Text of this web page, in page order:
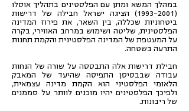
במהלך המשא ומתן עם הפלסטינים בתהליך אוסלו
(1993-2001)
הציגה ישראל חבילה של דרישות
ביטחוניות שכללה, בין השאר, את פירוז המדינה
הפלסטינית, שליטה ושימוש במרחב האווירי, בקרה
על המעטפת של המדינה הפלסטינית והקמת תחנות
התרעה בשטחה.
חבילת דרישות אלה התבססה על שורה של הנחות
עבודה שבבסיסן התפיסה שהיעד של המאבק
הלאומי הפלסטיני הוא הקמת מדינה עצמאית,
ולפיכך הפלסטינים יהיו מוכנים לוותר על סממנים
של ריבונות.